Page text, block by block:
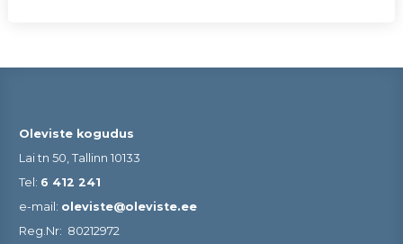
Oleviste kogudus
Lai tn 50, Tallinn 10133
Tel: 6 412 241
e-mail: oleviste@oleviste.ee
Reg.Nr: 80212972